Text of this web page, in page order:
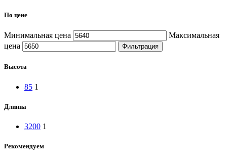
По цене
Минимальная цена
Максимальная
цена
Фильтрация
Высота
85 1
Длинна
3200 1
Рекомендуем